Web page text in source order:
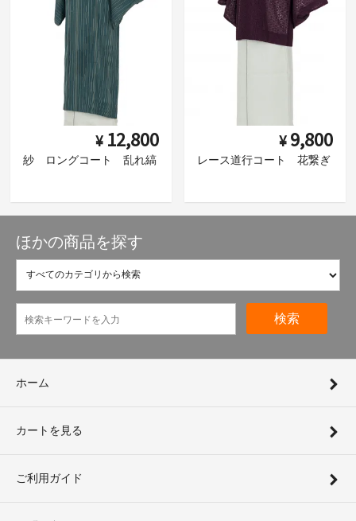
¥ 12,800
紗 ロングコート 乱れ縞
¥ 9,800
レース道行コート 花繋ぎ
ほかの商品を探す
検索
ホーム
カートを見る
ご利用ガイド